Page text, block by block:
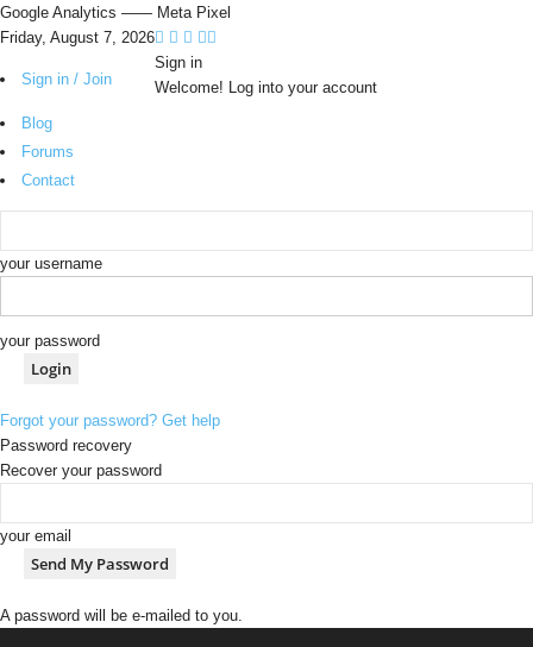
Google Analytics —— Meta Pixel
Friday, August 7, 2026
Sign in / Join
Blog
Forums
Contact
Sign in
Welcome! Log into your account
your username
your password
Forgot your password? Get help
Password recovery
Recover your password
your email
A password will be e-mailed to you.